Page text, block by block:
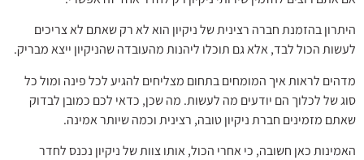
היתרון בהזמנת חברה רצינית של ניקיון הוא לא רק שאתם לא צריכים
לעשות הכול לבד, אלא גם תוכלו ליהנות מהעובדה שהניקיון ייצא מבריק.
מדהים לראות איך המומחים בתחום מצליחים להגיע לכל פינה ומול כל
סוג של לכלוך הם יודעים מה לעשות. מה שכן, כדאי לכם כמובן לבדוק
שאתם מזמינים חברת ניקיון טובה, רצינית וכמה שיותר אמינה.
האמינות כאן חשובה, כי אחרי הכול, אותו צוות של ניקיון נכנס לחדר